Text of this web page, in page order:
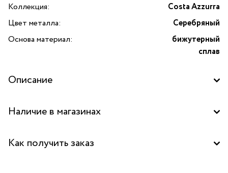
Коллекция:
Costa Azzurra
Цвет металла:
Серебряный
Основа материал:
бижутерный
сплав
Описание
от бренда Lanzerotti — это изысканное украшение,
и утончённости. Дизайн изделия вдохновлён солнечными
Наличие в магазинах
Бутик "La Nature" в ТД "Дружба", Москва
Как получить заказ